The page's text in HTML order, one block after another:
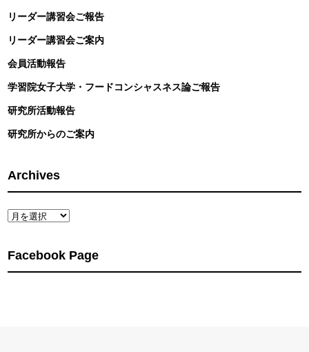
リーダー講習会ご報告
リーダー講習会ご案内
会員活動報告
学習院女子大学・フードコンシャスネス論ご報告
研究所活動報告
研究所からのご案内
Archives
Archives
Facebook Page